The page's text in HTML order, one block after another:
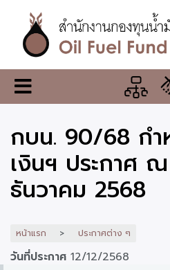
เนื้อหา
หลักสำนักงาน
กองทุน
น้ำมัน
เชื้อ
เพลิง
เ
ผ
กบน. 90/68 กำ
เงินฯ ประกาศ
ธันวาคม 2568
หน้าแรก ประกาศต่าง ๆ
วันที่ประกาศ 12/12/2568